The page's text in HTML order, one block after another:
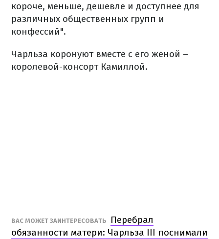
короче, меньше, дешевле и доступнее для
различных общественных групп и
конфессий".
Чарльза коронуют вместе с его женой –
королевой-консорт Камиллой.
ВАС МОЖЕТ ЗАИНТЕРЕСОВАТЬ
Перебрал
обязанности матери: Чарльза III поснимали